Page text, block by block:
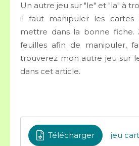
Un autre jeu sur "le" et "la" à
il faut manipuler les cartes
mettre dans la bonne fiche.
feuilles afin de manipuler,
trouverez mon autre jeu sur
dans cet article.
Télécharger jeu